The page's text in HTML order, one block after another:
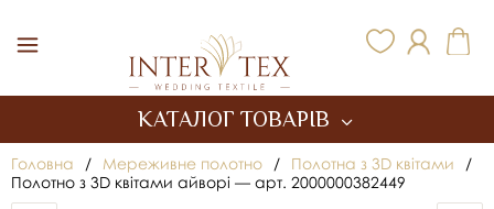
КАТАЛОГ ТОВАРІВ
Головна / Мереживне полотно / Полотна з 3D квітами
/
Полотно з 3D квітами айворі — арт. 2000000382449